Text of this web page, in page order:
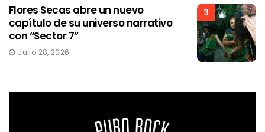
3
Flores Secas abre un nuevo
capítulo de su universo narrativo
con “Sector 7”
Julio 28, 2026